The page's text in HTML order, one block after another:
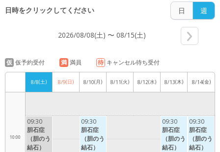
日時をクリックしてください 日 週
2026/08/08(土) 〜 08/15(土)
仮 仮予約受付 満 満員 待 キャンセル待ち受付
8/8(土) 8/9(日) 8/10(月) 8/11(火) 8/12(水) 8/13(木) 8/14(金)
10:00
09:30
胆石症
（胆のう
結石）
09:30
胆石症
（胆のう
結石）
09:30
胆石症
（胆のう
結石）
09:30
胆石症
（胆のう
結石）